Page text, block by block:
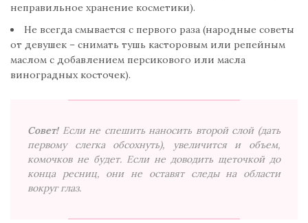
неправильное хранение косметики).
Не всегда смывается с первого раза (народные советы
от девушек – снимать тушь касторовым или репейным
маслом с добавлением персикового или масла
виноградных косточек).
Совет! Если не спешить наносить второй слой (дать
первому слегка обсохнуть), увеличится и объем,
комочков не будет. Если не доводить щеточкой до
конца ресниц, они не оставят следы на области
вокруг глаз.